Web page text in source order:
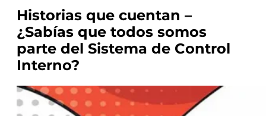
Historias que cuentan –
¿Sabías que todos somos
parte del Sistema de Control
Interno?